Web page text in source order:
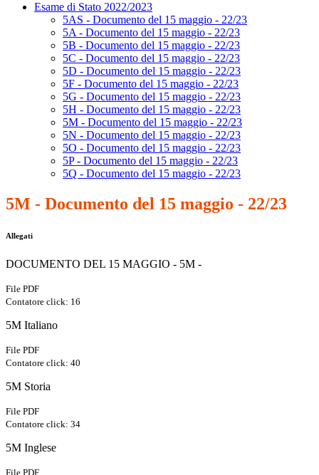
Esame di Stato 2022/2023
5AS - Documento del 15 maggio - 22/23
5A - Documento del 15 maggio - 22/23
5B - Documento del 15 maggio - 22/23
5C - Documento del 15 maggio - 22/23
5D - Documento del 15 maggio - 22/23
5F - Documento del 15 maggio - 22/23
5G - Documento del 15 maggio - 22/23
5H - Documento del 15 maggio - 22/23
5M - Documento del 15 maggio - 22/23
5N - Documento del 15 maggio - 22/23
5O - Documento del 15 maggio - 22/23
5P - Documento del 15 maggio - 22/23
5Q - Documento del 15 maggio - 22/23
5M - Documento del 15 maggio - 22/23
Allegati
DOCUMENTO DEL 15 MAGGIO - 5M -
File PDF
Contatore click: 16
5M Italiano
File PDF
Contatore click: 40
5M Storia
File PDF
Contatore click: 34
5M Inglese
File PDF